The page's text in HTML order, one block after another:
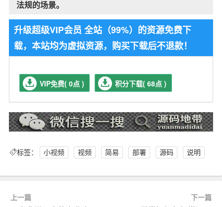
法规的场景。
升级超级VIP会员 全站（99%）的资源免费下
载，本站均为虚拟资源，购买下载后不退款！
VIP免费( 0点 ) 积分下载( 68点 )
标签： 小视频 视频 简易 部署 源码 说明
上一篇 下一篇